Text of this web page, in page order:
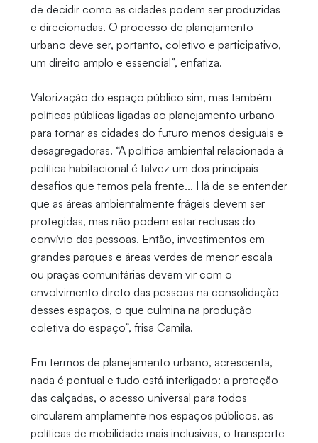
de decidir como as cidades podem ser produzidas
e direcionadas. O processo de planejamento
urbano deve ser, portanto, coletivo e participativo,
um direito amplo e essencial”, enfatiza.
Valorização do espaço público sim, mas também
políticas públicas ligadas ao planejamento urbano
para tornar as cidades do futuro menos desiguais e
desagregadoras. “A política ambiental relacionada à
política habitacional é talvez um dos principais
desafios que temos pela frente... Há de se entender
que as áreas ambientalmente frágeis devem ser
protegidas, mas não podem estar reclusas do
convívio das pessoas. Então, investimentos em
grandes parques e áreas verdes de menor escala
ou praças comunitárias devem vir com o
envolvimento direto das pessoas na consolidação
desses espaços, o que culmina na produção
coletiva do espaço”, frisa Camila.
Em termos de planejamento urbano, acrescenta,
nada é pontual e tudo está interligado: a proteção
das calçadas, o acesso universal para todos
circularem amplamente nos espaços públicos, as
políticas de mobilidade mais inclusivas, o transporte